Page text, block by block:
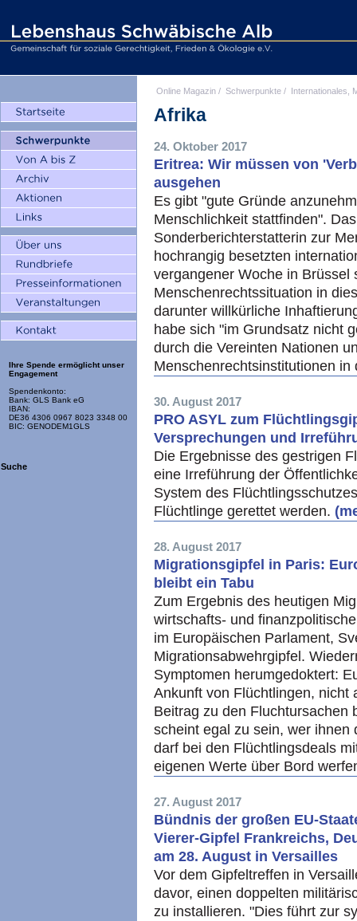
Ihre Spende ermöglicht unser
Engagement
Spendenkonto:
Bank: GLS Bank eG
IBAN:
DE36 4306 0967 8023 3348 00
BIC: GENODEM1GLS
Suche
Online Magazin / Schwerpunkte / Internationales,
Afrika
24. Oktober 2017
Eritrea: Wir müssen von
ausgehen
Es gibt "gute Gründe
Menschlichkeit stattfinden".
Sonderberichterstatterin zur
hochrangig besetzten
vergangener Woche in Brüssel
Menschenrechtssituation in
darunter willkürliche
habe sich "im Grundsatz nicht
durch die Vereinten Nationen
Menschenrechtsinstitutionen
30. August 2017
PRO ASYL zum
Versprechungen und
Die Ergebnisse des gestrigen
eine Irreführung der
System des
Flüchtlinge gerettet werden.
28. August 2017
Migrationsgipfel in Paris:
bleibt ein Tabu
Zum Ergebnis des heutigen
wirtschafts- und
im Europäischen Parlament,
Migrationsabwehrgipfel.
Symptomen herumgedoktert:
Ankunft von Flüchtlingen, nicht
Beitrag zu den Fluchtursachen
scheint egal zu sein, wer
darf bei den Flüchtlingsdeals
eigenen Werte über Bord
27. August 2017
Bündnis der großen EU-
Vierer-Gipfel Frankreichs,
am 28. August in Versailles
Vor dem Gipfeltreffen in
davor, einen doppelten
zu installieren. "Dies führt zur